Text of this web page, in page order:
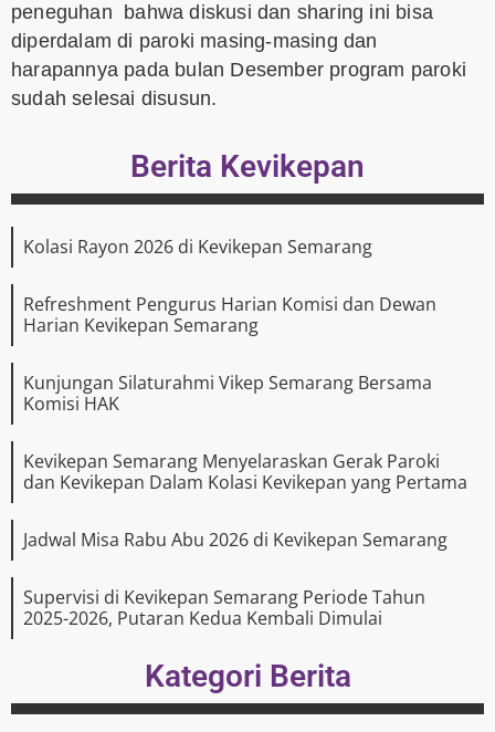
peneguhan bahwa diskusi dan sharing ini bisa
diperdalam di paroki masing-masing dan
harapannya pada bulan Desember program paroki
sudah selesai disusun.
Berita Kevikepan
Kolasi Rayon 2026 di Kevikepan Semarang
Refreshment Pengurus Harian Komisi dan Dewan
Harian Kevikepan Semarang
Kunjungan Silaturahmi Vikep Semarang Bersama
Komisi HAK
Kevikepan Semarang Menyelaraskan Gerak Paroki
dan Kevikepan Dalam Kolasi Kevikepan yang Pertama
Jadwal Misa Rabu Abu 2026 di Kevikepan Semarang
Supervisi di Kevikepan Semarang Periode Tahun
2025-2026, Putaran Kedua Kembali Dimulai
Kategori Berita